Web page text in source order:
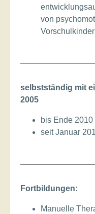
von
Vorschulkinder
selbstständig mit
2005
bis Ende
seit Januar
Fortbildungen:
Manuelle